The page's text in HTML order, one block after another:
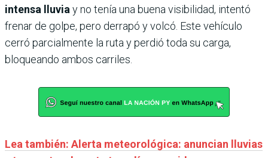
intensa lluvia y no tenía una buena visibilidad, intentó
frenar de golpe, pero derrapó y volcó. Este vehículo
cerró parcialmente la ruta y perdió toda su carga,
bloqueando ambos carriles.
Lea también: Alerta meteorológica: anuncian lluvias